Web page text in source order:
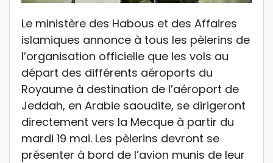
Le ministère des Habous et des Affaires
islamiques annonce à tous les pèlerins de
l’organisation officielle que les vols au
départ des différents aéroports du
Royaume à destination de l’aéroport de
Jeddah, en Arabie saoudite, se dirigeront
directement vers la Mecque à partir du
mardi 19 mai. Les pèlerins devront se
présenter à bord de l’avion munis de leur